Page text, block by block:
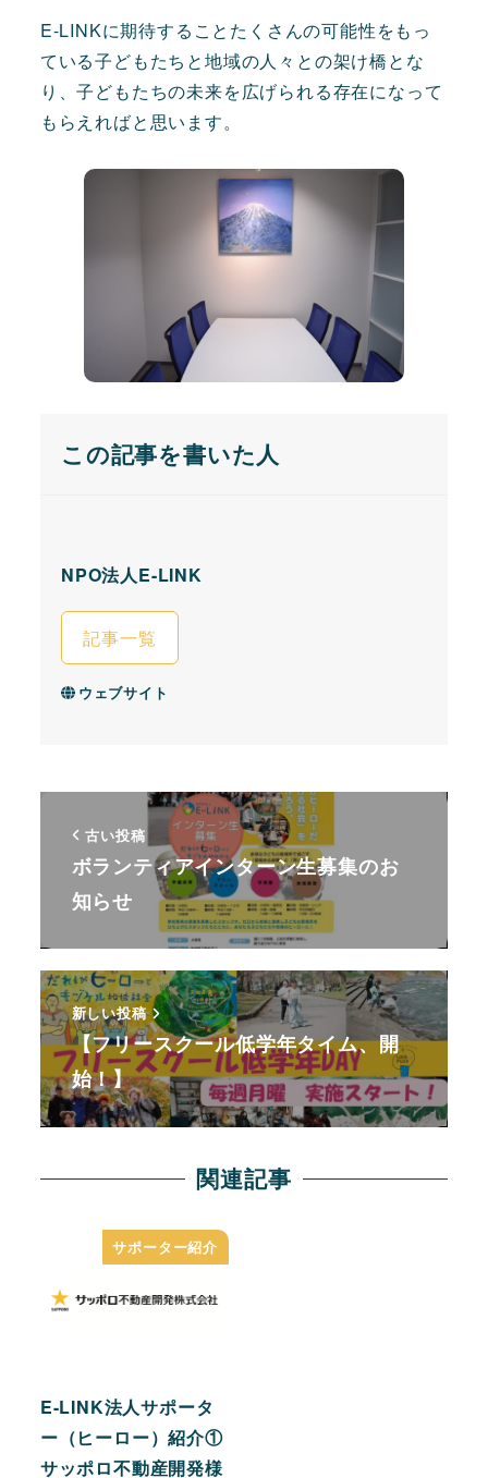
E-LINKに期待することたくさんの可能性をもっ
ている子どもたちと地域の人々との架け橋とな
り、子どもたちの未来を広げられる存在になって
もらえればと思います。
この記事を書いた人
NPO法人E-LINK
記事一覧
ウェブサイト
古い投稿
ボランティアインターン生募集のお
知らせ
新しい投稿
【フリースクール低学年タイム、開
始！】
関連記事
サポーター紹介
E-LINK法人サポータ
ー（ヒーロー）紹介①
サッポロ不動産開発様